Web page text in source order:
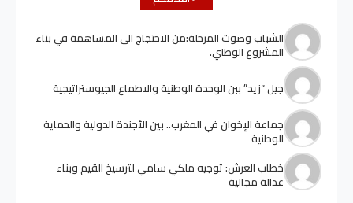
الشباب وصوت المرحلة:من الاحتجاج الى المساهمة في بناء
المشروع الوطني.
جيل “زيد” ببن الوحدة الوطنية والاطماع الجيوستراتيجية
جماعة الإخوان في المغرب.. بين الأجندة الدولية والحماية
الوطنية
خطاب العرش: توجيه ملكي سامي لترسيخ القيم وبناء
عدالة مجالية